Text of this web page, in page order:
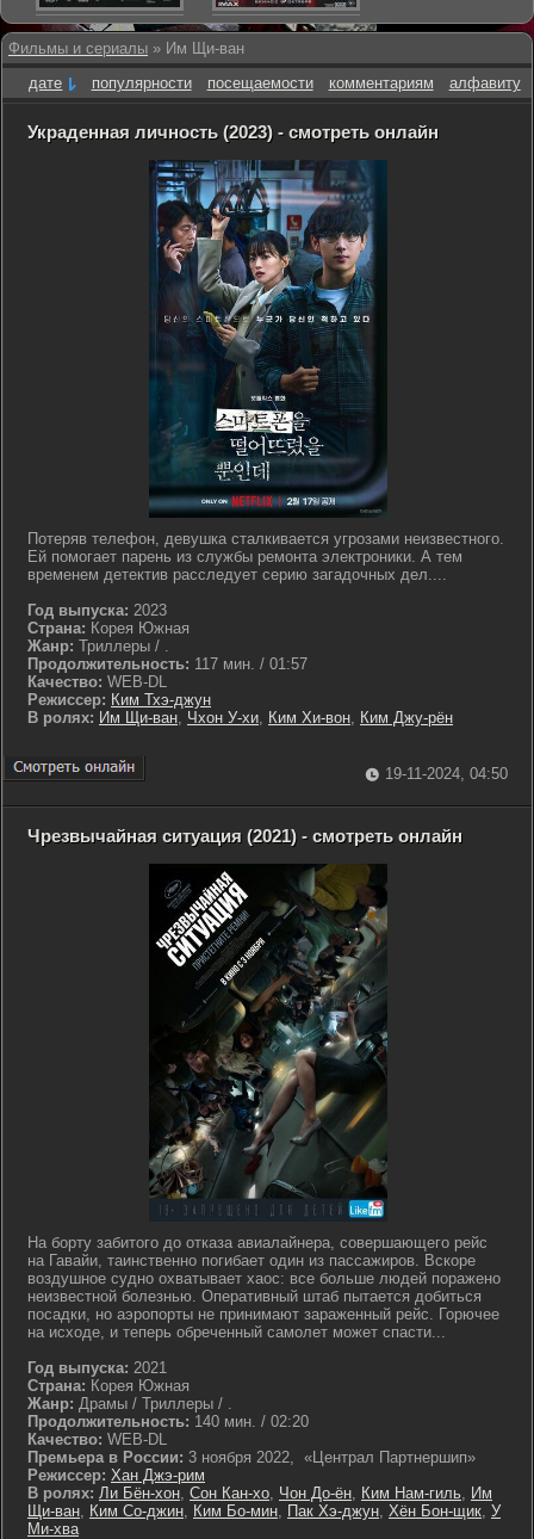
Фильмы и сериалы » Им Щи-ван
дате
популярности посещаемости комментариям алфавиту
Украденная личность (2023) - смотреть онлайн
Потеряв телефон, девушка сталкивается угрозами неизвестного.
Ей помогает парень из службы ремонта электроники. А тем
временем детектив расследует серию загадочных дел....
Год выпуска: 2023
Страна: Корея Южная
Жанр: Триллеры / .
Продолжительность: 117 мин. / 01:57
Качество: WEB-DL
Режиссер: Ким Тхэ-джун
В ролях: Им Щи-ван, Чхон У-хи, Ким Хи-вон, Ким Джу-рён
19-11-2024, 04:50
Чрезвычайная ситуация (2021) - смотреть онлайн
На борту забитого до отказа авиалайнера, совершающего рейс
на Гавайи, таинственно погибает один из пассажиров. Вскоре
воздушное судно охватывает хаос: все больше людей поражено
неизвестной болезнью. Оперативный штаб пытается добиться
посадки, но аэропорты не принимают зараженный рейс. Горючее
на исходе, и теперь обреченный самолет может спасти...
Год выпуска: 2021
Страна: Корея Южная
Жанр: Драмы / Триллеры / .
Продолжительность: 140 мин. / 02:20
Качество: WEB-DL
Премьера в России: 3 ноября 2022, «Централ Партнершип»
Режиссер: Хан Джэ-рим
В ролях: Ли Бён-хон, Сон Кан-хо, Чон До-ён, Ким Нам-гиль, Им
Щи-ван, Ким Со-джин, Ким Бо-мин, Пак Хэ-джун, Хён Бон-щик, У
Ми-хва